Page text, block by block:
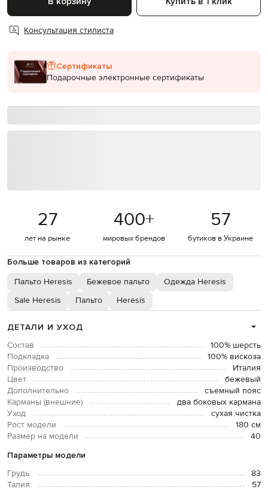
Консультация стилиста
Сертификаты
Подарочные электронные сертификаты
27
лет на рынке
400+
мировых брендов
57
бутиков в Украине
Больше товаров из категорий
Пальто Heresis Бежевое пальто
Одежда Heresis
Sale Heresis
Пальто Heresis
ДЕТАЛИ И УХОД
Состав
100% шерсть
Подкладка
100% вискоза
Производство
Италия
Цвет
бежевый
Дополнительно
съемный пояс
Карманы (внешние)
два боковых кармана
Уход
сухая чистка
Рост модели
180 см
Размер на модели
40
Параметры модели
Грудь:
83
Талия:
57